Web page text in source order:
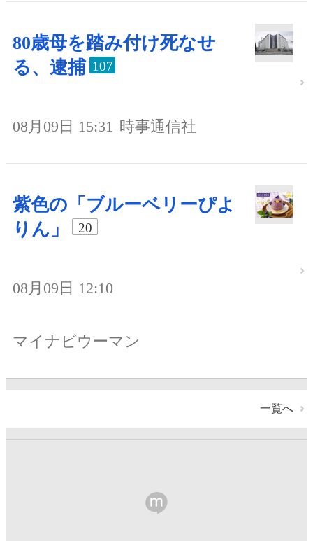
80歳母を踏み付け死なせ
る、逮捕 107
08月09日 15:31 時事通信社
紫色の「ブルーベリーぴよ
りん」
20
08月09日 12:10
マイナビウーマン
一覧へ